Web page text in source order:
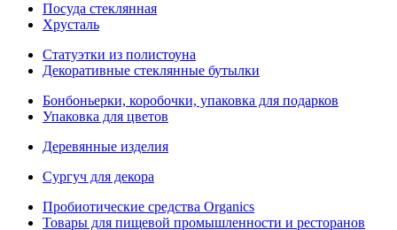
Посуда стеклянная
Хрусталь
Статуэтки из полистоуна
Декоративные стеклянные бутылки
Бонбоньерки, коробочки, упаковка для подарков
Упаковка для цветов
Деревянные изделия
Сургуч для декора
Пробиотические средства Organics
Товары для пищевой промышленности и ресторанов